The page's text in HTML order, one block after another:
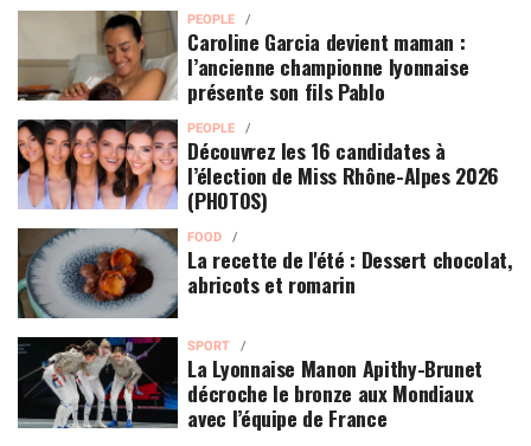
PEOPLE
Caroline Garcia devient maman :
l’ancienne championne lyonnaise
présente son fils Pablo
PEOPLE
Découvrez les 16 candidates à
l’élection de Miss Rhône-Alpes 2026
(PHOTOS)
FOOD
La recette de l'été : Dessert chocolat,
abricots et romarin
SPORT
La Lyonnaise Manon Apithy-Brunet
décroche le bronze aux Mondiaux
avec l’équipe de France